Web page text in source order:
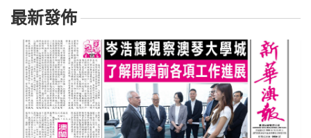
最新發佈